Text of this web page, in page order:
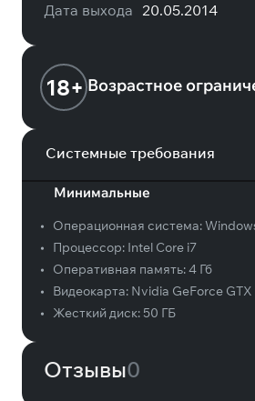
Дата выхода 20.05.2014
18+ Возрастное
Системные требования
Минимальные
• Операционная система:
•
Процессор: Intel Core i7
•
Оперативная память:4 Гб
•
Видеокарта: Nvidia GeForce
•
Жесткий диск: 50 ГБ
Отзывы0